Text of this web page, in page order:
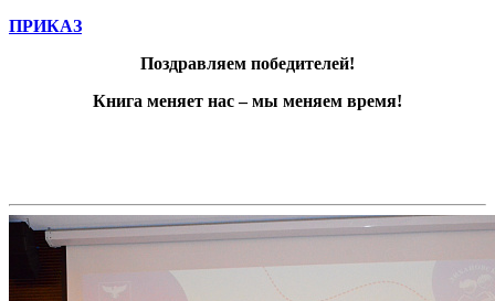
ПРИКАЗ
Поздравляем победителей!
Книга меняет нас – мы меняем время!